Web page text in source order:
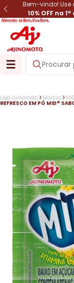
Bem-vindo! Use
10% OFF na
Loja Ajinomoto Marcas
REFRESCO EM PÓ MID®